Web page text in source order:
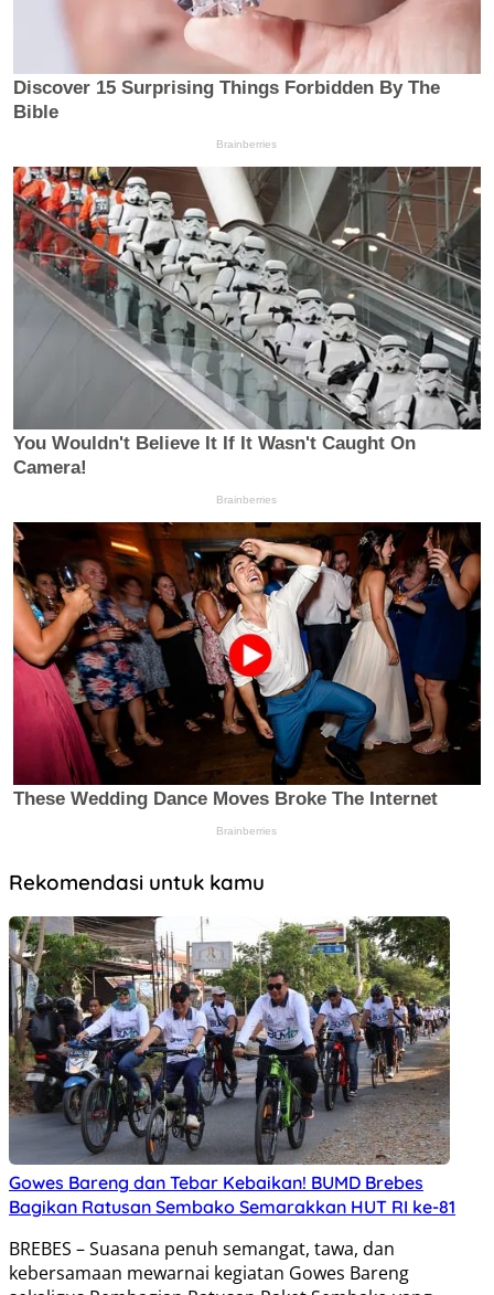
Rekomendasi untuk kamu
Gowes Bareng dan Tebar Kebaikan! BUMD Brebes
Bagikan Ratusan Sembako Semarakkan HUT RI ke-81
BREBES – Suasana penuh semangat, tawa, dan
kebersamaan mewarnai kegiatan Gowes Bareng